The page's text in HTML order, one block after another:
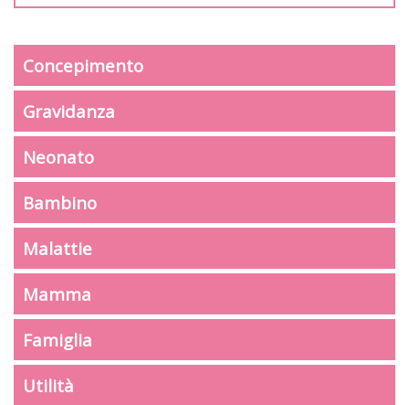
Concepimento
Gravidanza
Neonato
Bambino
Malattie
Mamma
Famiglia
Utilità